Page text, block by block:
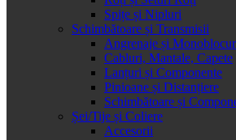
Spițe și Nipluri
Schimbătoare și Transmisii
Angrenaje și
Cabluri, Mantale, Capete
Lanțuri și Componente
Pinioane și Distanțiere
Schimbătoare și
Șei/Tije și Coliere
Accesorii